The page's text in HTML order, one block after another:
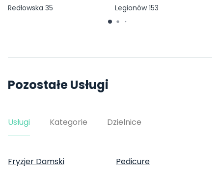
Redłowska 35 Legionów 153
Pozostałe Usługi
Usługi Kategorie Dzielnice
Fryzjer Damski
Pedicure